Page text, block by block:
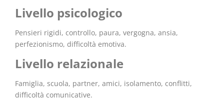
Livello psicologico
Pensieri rigidi, controllo, paura, vergogna, ansia,
perfezionismo, difficoltà emotiva.
Livello relazionale
Famiglia, scuola, partner, amici, isolamento, conflitti,
difficoltà comunicative.